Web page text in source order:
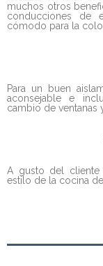
muchos otros
conducciones de
cómodo para la
Para un buen
aconsejable e
cambio de ventanas
A gusto del cliente
estilo de la cocina